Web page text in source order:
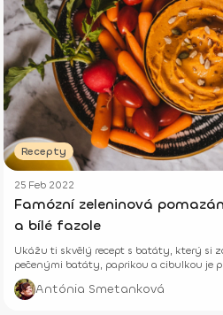
Recepty
25 Feb 2022
Famózní zeleninová
a bílé fazole
Ukážu ti skvělý recept s batáty, který si
pečenými batáty, paprikou a cibulkou je
zelenině.
Antónia Smetanková